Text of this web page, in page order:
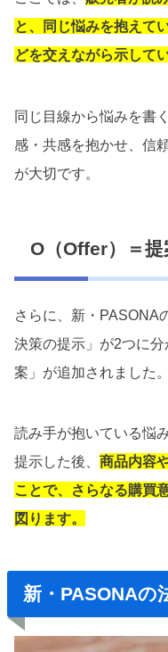
と、同じ悩みを抱えて
どを交えながら示して
同じ目線から悩みを書
感・共感を抱かせ、信
が大切です。
O（Offer）＝提
さらに、新・PASONA
決策の提示」が2つに
案」が追加されました。
読み手が抱いている悩
提示した後、商品内容
ことで、さらなる購買
図ります。
新・PASONAの